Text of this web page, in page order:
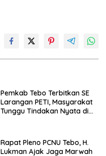
Pemkab Tebo Terbitkan SE
Larangan PETI, Masyarakat
Tunggu Tindakan Nyata di
Rapat Pleno PCNU Tebo, H.
Lukman Ajak Jaga Marwah